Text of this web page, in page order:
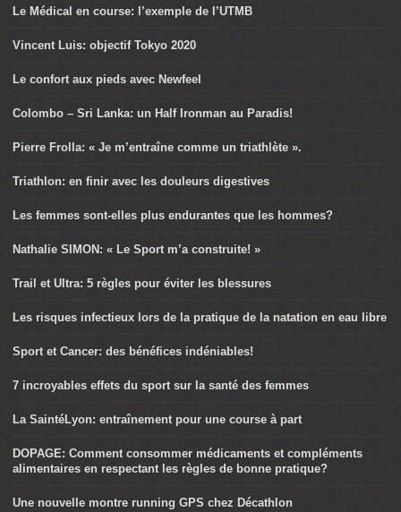
Le Médical en course: l’exemple de l’UTMB
Vincent Luis: objectif Tokyo 2020
Le confort aux pieds avec Newfeel
Colombo – Sri Lanka: un Half Ironman au Paradis!
Pierre Frolla: « Je m’entraîne comme un triathlète ».
Triathlon: en finir avec les douleurs digestives
Les femmes sont-elles plus endurantes que les hommes?
Nathalie SIMON: « Le Sport m’a construite! »
Trail et Ultra: 5 règles pour éviter les blessures
Les risques infectieux lors de la pratique de la natation en eau libre
Sport et Cancer: des bénéfices indéniables!
7 incroyables effets du sport sur la santé des femmes
La SaintéLyon: entraînement pour une course à part
DOPAGE: Comment consommer médicaments et compléments
alimentaires en respectant les règles de bonne pratique?
Une nouvelle montre running GPS chez Décathlon